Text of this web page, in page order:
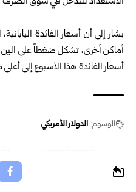
يشار إلى أن أسعار الفائدة
أماكن أخرى، تشكل ضغطاً على الين
أسعار الفائدة هذا الأسبوع إلى أعلى
الوسوم: الدولار الأمريكي